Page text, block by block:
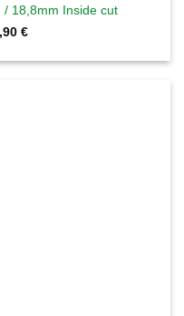
/ 18,8mm Inside cut
€
€Aktueller
10,90 €.